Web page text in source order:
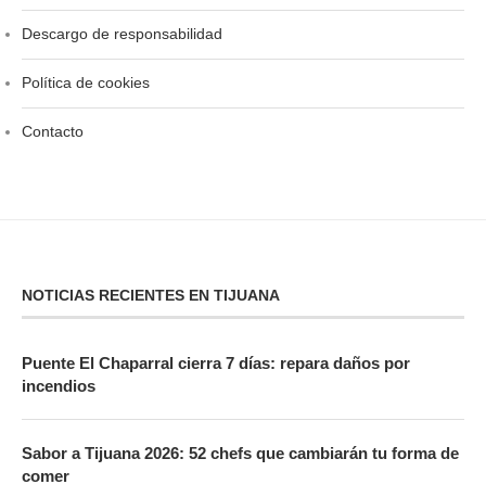
Descargo de responsabilidad
Política de cookies
Contacto
NOTICIAS RECIENTES EN TIJUANA
Puente El Chaparral cierra 7 días: repara daños por
incendios
Sabor a Tijuana 2026: 52 chefs que cambiarán tu forma de
comer